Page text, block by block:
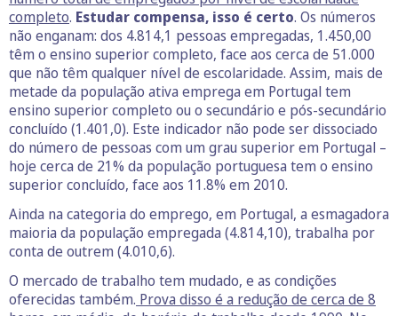
completo. Estudar compensa, isso é certo. Os números
não enganam: dos 4.814,1 pessoas empregadas, 1.450,00
têm o ensino superior completo, face aos cerca de 51.000
que não têm qualquer nível de escolaridade. Assim, mais de
metade da população ativa emprega em Portugal tem
ensino superior completo ou o secundário e pós-secundário
concluído (1.401,0). Este indicador não pode ser dissociado
do número de pessoas com um grau superior em Portugal –
hoje cerca de 21% da população portuguesa tem o ensino
superior concluído, face aos 11.8% em 2010.
Ainda na categoria do emprego, em Portugal, a esmagadora
maioria da população empregada (4.814,10), trabalha por
conta de outrem (4.010,6).
O mercado de trabalho tem mudado, e as condições
oferecidas também. Prova disso é a redução de cerca de 8